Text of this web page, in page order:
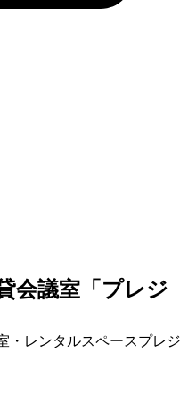
会議室「プレジ
・レンタルスペースプレジ